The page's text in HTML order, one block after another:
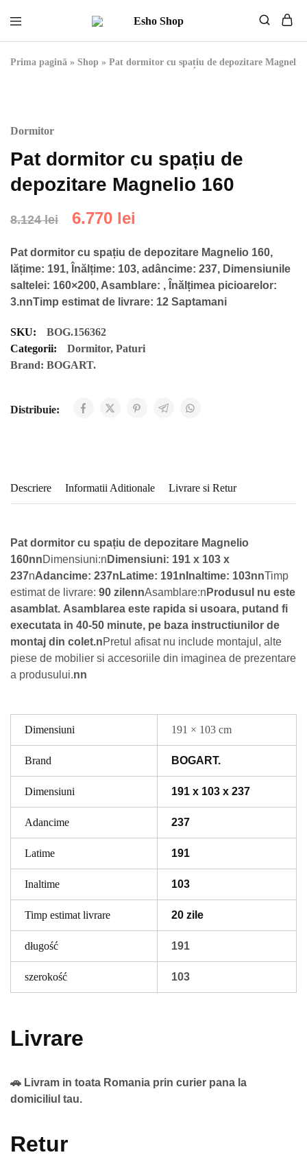
Shop
de
fabricat
Prima pagină » Shop » Pat dormitor cu spațiu de depozitare Magnelio
Dormitor
Pat dormitor cu spațiu de
depozitare Magnelio 160
8.124lei 6.770 lei
Pat dormitor cu spațiu de depozitare Magnelio 160,
lățime: 191, Înălțime: 103, adâncime: 237, Dimensiunile
saltelei: 160×200, Asamblare: , Înălțimea picioarelor:
3.nnTimp estimat de livrare: 12 Saptamani
SKU:
BOG.156362
Categorii:
Dormitor, Paturi
Brand: BOGART.
Distribuie:
Descriere Informatii Aditionale Livrare si Retur
Pat dormitor cu spațiu de depozitare Magnelio
160nnDimensiuni:n Dimensiuni: 191 x 103 x
237nAdancime: 237nLatime: 191nInaltime: 103nnTimp
estimat de livrare: 90 zilennAsamblare:n Produsul nu este
asamblat. Asamblarea este rapida si usoara, putand fi
executata in 40-50 minute, pe baza instructiunilor de
montaj din colet.nPretul afisat nu include montajul, alte
piese de mobilier si accesoriile din imaginea de prezentare
a produsului.nn
Dimensiuni 191 × 103 cm
Brand BOGART.
Dimensiuni 191 x 103 x 237
Adancime 237
Latime 191
Inaltime 103
Timp estimat livrare 20 zile
długość 191
szerokość 103
Livrare
🚗 Livram in toata Romania prin curier pana la
domiciliul tau.
Retur